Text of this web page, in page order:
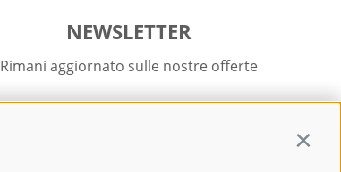
NEWSLETTER
Rimani aggiornato sulle nostre offerte